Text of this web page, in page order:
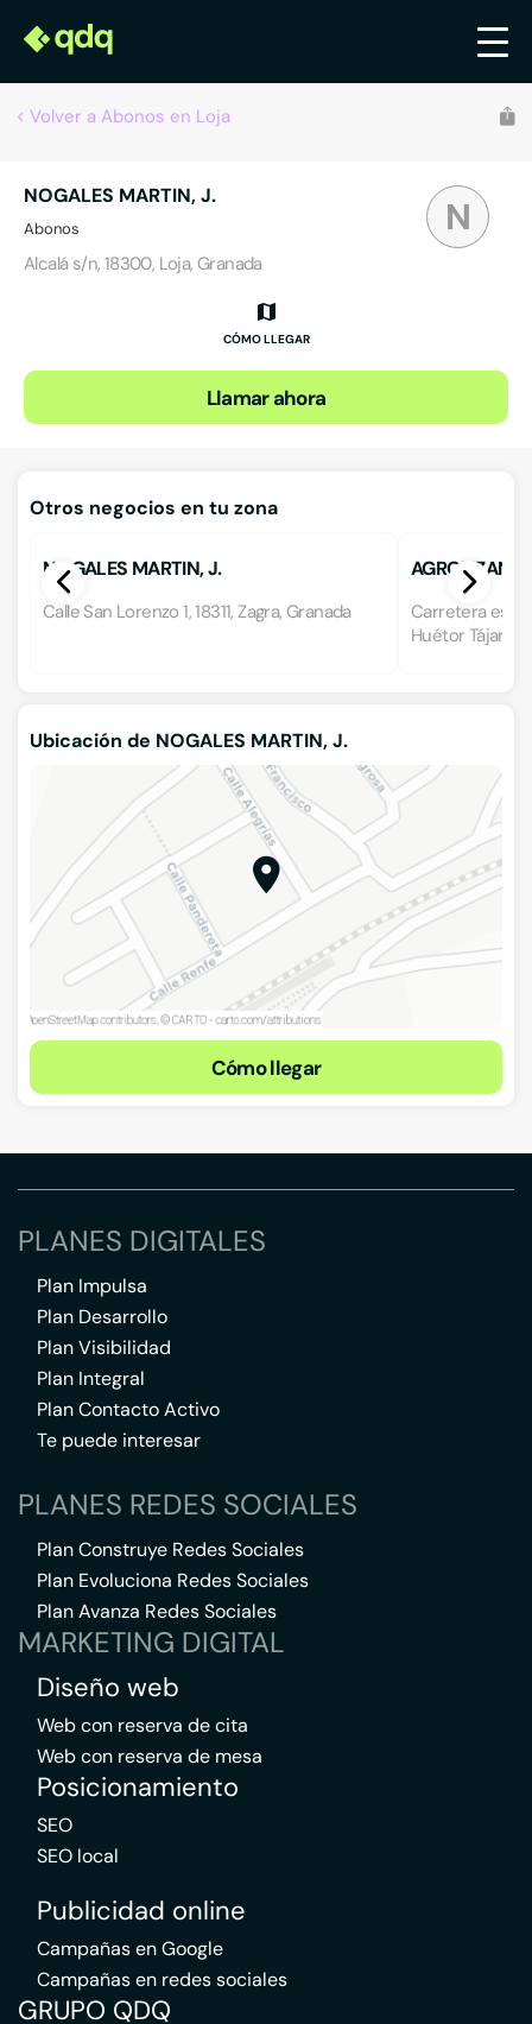
Volver a Abonos en Loja
N
NOGALES MARTIN, J.
Abonos
Alcalá s/n, 18300, Loja, Granada
CÓMO LLEGAR
Llamar ahora
Otros negocios en tu zona
NOGALES MARTIN, J.
Calle San Lorenzo 1, 18311, Zagra, Granada
AGROLIZANA
Carretera
Huétor Tájar,
Ubicación de NOGALES MARTIN, J.
Cómo llegar
PLANES DIGITALES
Plan Impulsa
Plan Desarrollo
Plan Visibilidad
Plan Integral
Plan Contacto Activo
Te puede interesar
PLANES REDES SOCIALES
Plan Construye Redes Sociales
Plan Evoluciona Redes Sociales
Plan Avanza Redes Sociales
MARKETING DIGITAL
Diseño web
Web con reserva de cita
Web con reserva de mesa
Posicionamiento
SEO
SEO local
Publicidad online
Campañas en Google
Campañas en redes sociales
GRUPO QDQ